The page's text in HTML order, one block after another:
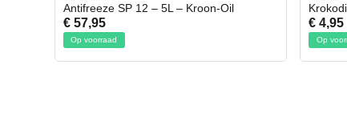
Krokodillen bek 2 stuks
€ 4,95
Op voorraad
€